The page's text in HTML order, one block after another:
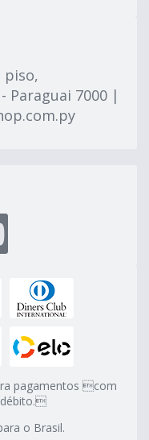
piso,
Paraguai 7000 |
pagamentos com
o Brasil.